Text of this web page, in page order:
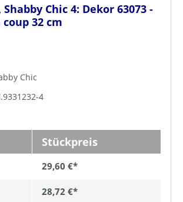
Chic 4: Dekor 63073 -
32 cm
Chic
4
Stückpreis
29,60 €*
28,72 €*